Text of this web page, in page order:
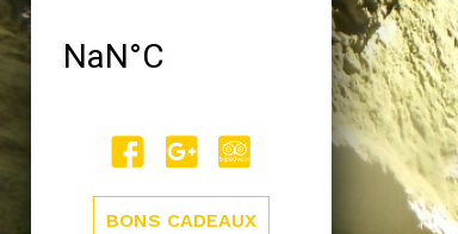
BONS CADEAUX